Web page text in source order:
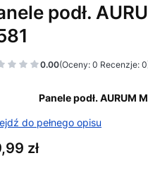
podł.
0.00(Oceny: 0 Recenzje:
Panele podł. AURUM
do pełnego opisu
zł